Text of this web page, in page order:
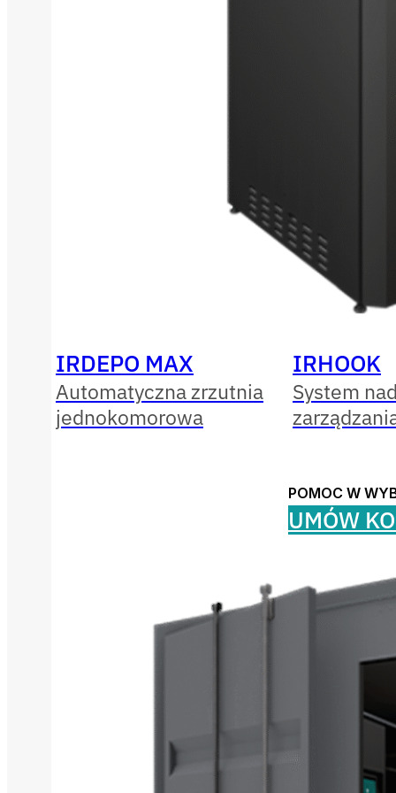
IRDEPO MAX
Automatyczna zrzutnia
jednokomorowa
IRHOOK
System
POMOC W
UMÓW